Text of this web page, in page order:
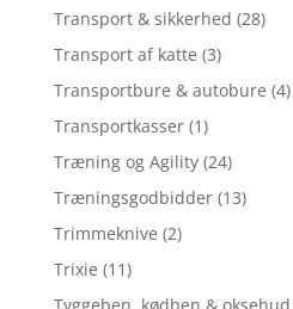
Transport & sikkerhed (28)
Transport af katte (3)
Transportbure & autobure (4)
Transportkasser (1)
Træning og Agility (24)
Træningsgodbidder (13)
Trimmeknive (2)
Trixie (11)